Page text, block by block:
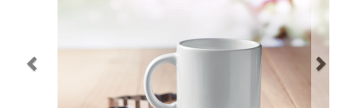
Navidad 🎄 Invierno